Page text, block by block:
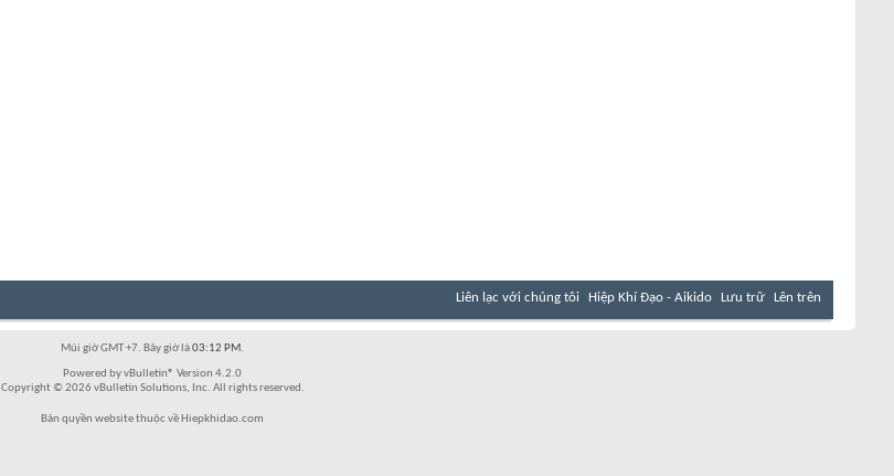
Liên lạc với chúng tôi Hiệp Khí Đạo - Aikido Lưu trữ Lên trên
Múi giờ GMT +7. Bây giờ là03:12 PM.
Powered by vBulletin® Version 4.2.0
Copyright © 2026 vBulletin Solutions, Inc. All rights reserved.
Bản quyền website thuộc về Hiepkhidao.com